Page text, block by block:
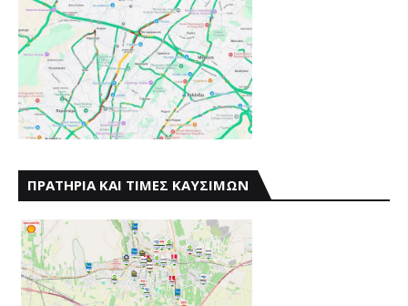
ΠΡΑΤΗΡΙΑ ΚΑΙ ΤΙΜΕΣ ΚΑΥΣΙΜΩΝ